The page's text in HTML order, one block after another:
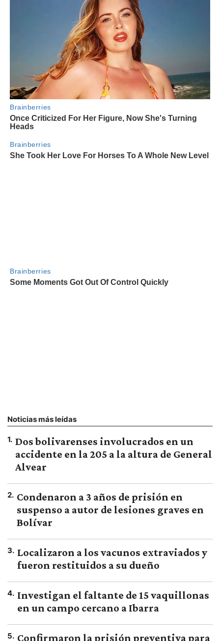
Noticias más leídas
1. Dos bolivarenses involucrados en un
accidente en la 205 a la altura de General
Alvear
2. Condenaron a 3 años de prisión en
suspenso a autor de lesiones graves en
Bolívar
3. Localizaron a los vacunos extraviados y
fueron restituidos a su dueño
4. Investigan el faltante de 15 vaquillonas
en un campo cercano a Ibarra
5. Confirmaron la prisión preventiva para